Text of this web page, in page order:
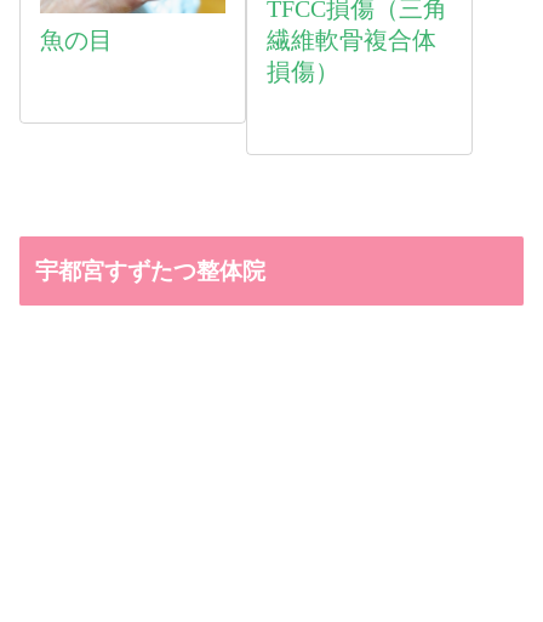
魚の目
TFCC損傷（三角
繊維軟骨複合体
損傷）
宇都宮すずたつ整体院